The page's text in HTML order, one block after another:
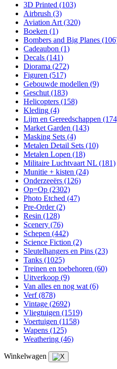
3D Printed (103)
Airbrush (3)
Aviation Art (320)
Boeken (1)
Bombers and Big Planes
Cadeaubon (1)
Decals (141)
Diorama (272)
Figuren (517)
Gebouwde modellen (9)
Geschut (183)
Helicopters (158)
Kleding (4)
Lijm en Gereedschappen
Market Garden (143)
Masking Sets (4)
Metalen Detail Sets (10)
Metalen Lopen (18)
Militaire Luchtvaart NL (181)
Munitie + kisten (24)
Onderzeeërs (126)
Op=Op (2302)
Photo Etched (47)
Pre-Order (2)
Resin (128)
Scenery (76)
Schepen (442)
Science Fiction (2)
Sleutelhangers en Pins (23)
Tanks (1025)
Treinen en toebehoren (60)
Uitverkoop (9)
Van alles en nog wat (6)
Verf (878)
Vintage (2692)
Vliegtuigen (1519)
Voertuigen (1158)
Wapens (125)
Weathering (46)
Winkelwagen